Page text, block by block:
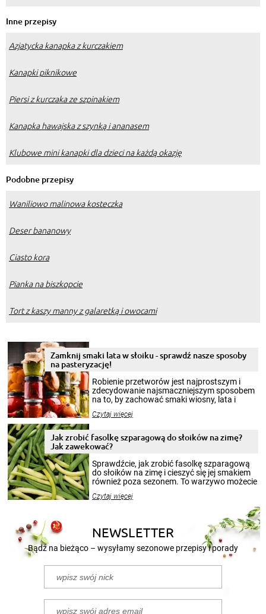
Inne przepisy
Azjatycka kanapka z kurczakiem
Kanapki piknikowe
Piersi z kurczaka ze szpinakiem
Kanapka hawajska z szynką i ananasem
Klubowe mini kanapki dla dzieci na każdą okazję
Podobne przepisy
Waniliowo malinowa kosteczka
Deser bananowy
Ciasto kora
Pianka na biszkopcie
Tort z kaszy manny z galaretką i owocami
Zamknij smaki lata w słoiku - sprawdź nasze sposoby
na pasteryzację!
Robienie przetworów jest najprostszym i
zdecydowanie najsmaczniejszym sposobem
na to, by zachować smaki wiosny, lata i
krajobrazów, by cieszyć nimi oko w sezonie
pełni poczuć atmosferę cieplejszych
miesięcy. Przygotowanie słoików ze
patenty, które pozwolą zachować świeżość
przetworów.
Czytaj więcej
Jak zrobić fasolkę szparagową do słoików na zimę?
Jak zawekować?
Sprawdźcie, jak zrobić fasolkę szparagową
do słoików na zimę i cieszyć się jej smakiem
również poza sezonem. To warzywo możecie
nasze propozycje!
Czytaj więcej
NEWSLETTER
Bądź na bieżąco – wysyłamy sezonowe przepisy i porady